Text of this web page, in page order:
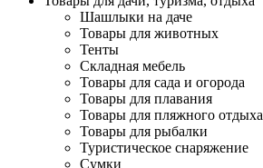
Шашлыки на даче
Товары для животных
Тенты
Складная мебель
Товары для сада и огорода
Товары для плавания
Товары для пляжного отдыха
Товары для рыбалки
Туристическое снаряжение
Сумки